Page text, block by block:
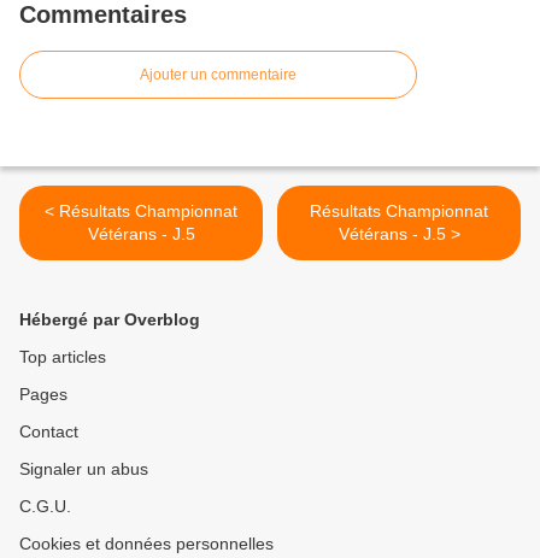
Commentaires
Ajouter un commentaire
< Résultats Championnat
Vétérans - J.5
Résultats Championnat
Vétérans - J.5 >
Hébergé par Overblog
Top articles
Pages
Contact
Signaler un abus
C.G.U.
Cookies et données personnelles